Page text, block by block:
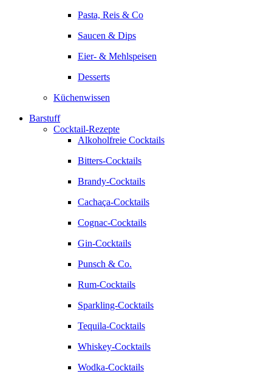
Pasta, Reis & Co
Saucen & Dips
Eier- & Mehlspeisen
Desserts
Küchenwissen
Barstuff
Cocktail-Rezepte
Alkoholfreie Cocktails
Bitters-Cocktails
Brandy-Cocktails
Cachaça-Cocktails
Cognac-Cocktails
Gin-Cocktails
Punsch & Co.
Rum-Cocktails
Sparkling-Cocktails
Tequila-Cocktails
Whiskey-Cocktails
Wodka-Cocktails